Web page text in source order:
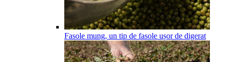
Fasole mung, un tip de fasole ușor de digerat